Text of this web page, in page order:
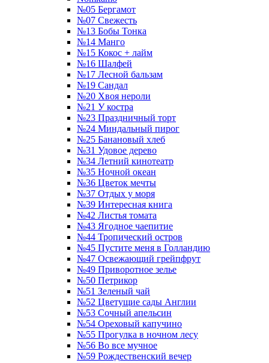
№05 Бергамот
№07 Свежесть
№13 Бобы Тонка
№14 Манго
№15 Кокос + лайм
№16 Шалфей
№17 Лесной бальзам
№19 Сандал
№20 Хвоя нероли
№21 У костра
№23 Праздничный торт
№24 Миндальный пирог
№25 Банановый хлеб
№31 Удовое дерево
№34 Летний кинотеатр
№35 Ночной океан
№36 Цветок мечты
№37 Отдых у моря
№39 Интересная книга
№42 Листья томата
№43 Ягодное чаепитие
№44 Тропический остров
№45 Пустите меня в Голландию
№47 Освежающий грейпфрут
№49 Приворотное зелье
№50 Петрикор
№51 Зеленый чай
№52 Цветущие сады Англии
№53 Сочный апельсин
№54 Ореховый капучино
№55 Прогулка в ночном лесу
№56 Во все мучное
№59 Рождественский вечер